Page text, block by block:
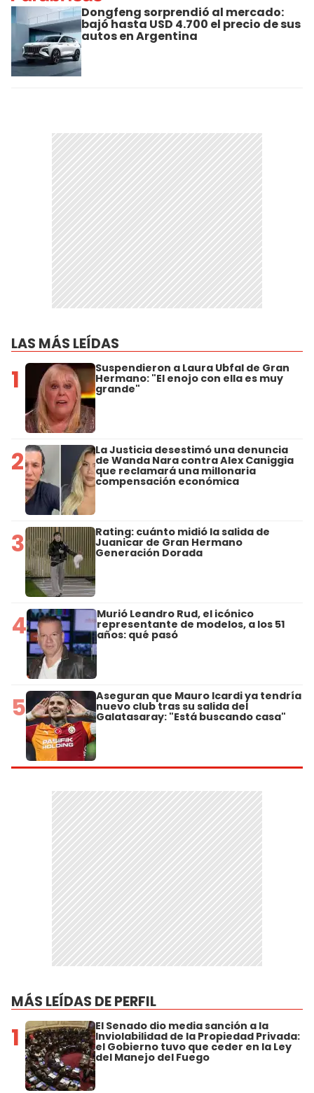
Dongfeng sorprendió al mercado:
bajó hasta USD 4.700 el precio de sus
autos en Argentina
LAS MÁS LEÍDAS
1 Suspendieron a Laura Ubfal de Gran
Hermano: "El enojo con ella es muy
grande"
2 La Justicia desestimó una denuncia
de Wanda Nara contra Alex Caniggia
que reclamará una millonaria
compensación económica
3 Rating: cuánto midió la salida de
Juanicar de Gran Hermano
Generación Dorada
4 Murió Leandro Rud, el icónico
representante de modelos, a los 51
años: qué pasó
5 Aseguran que Mauro Icardi ya tendría
nuevo club tras su salida del
Galatasaray: "Está buscando casa"
MÁS LEÍDAS DE PERFIL
1 El Senado dio media sanción a la
Inviolabilidad de la Propiedad Privada:
el Gobierno tuvo que ceder en la Ley
del Manejo del Fuego